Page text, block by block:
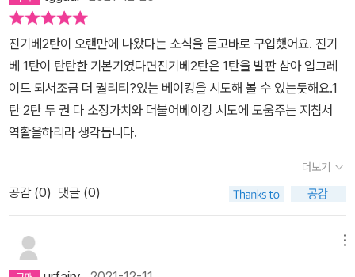
먹었지요모양은 어글리지만 맛은 쏘딜리셔스~#캄파뉴요건처음 빵
을 만드는 베이킹 초보에게 제일 먼저 추천하는 메뉴래요그래서인지
레시피는 간단했는데 맛은 완전 베이커리맛집안에 좋아하는 호두랑
크랜베리,타르체리까지 듬뿍 넣었더니 정말 맛있더라구요#생식빵진
기베2탄에는 저온숙성 반죽이 많이 나오더라구요생식빵 역시 저온숙
성 반죽인데요 어쩜 이렇게 부들부들하고 맛난 식빵이 만들어지는건
식빵을 집에서 만들어먹는 날이 오다니..감격감격1탄 레시피는 111개
찜해놓고 만들다보니 맛있는거 투성이...진기베2탄! 버릴거없이 주옥
같은 레시피가 가득이라는거~~^^많이 만든것같은데 앞으로도 만들
진기베2탄이 오랜만에 나왔다는 소식을 듣고바로 구입했어요. 진기
베 1탄이 탄탄한 기본기였다면진기베2탄은 1탄을 발판 삼아 업그레
이드 되서조금 더 퀄리티?있는 베이킹을 시도해 볼 수 있는듯해요.1
탄 2탄 두 권 다 소장가치와 더불어베이킹 시도에 도움주는 지침서
역활을하리라 생각듭니다.
더보기
공감 (0) 댓글 (0)